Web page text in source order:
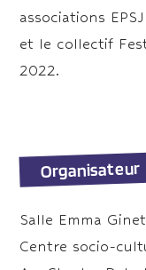
associations
et le collectif
2022.
Organisateur
Salle Emma Ginet
Centre socio-